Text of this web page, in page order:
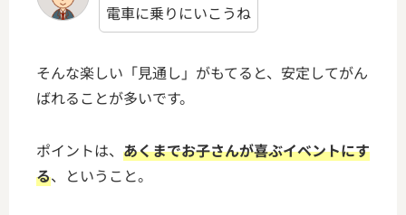
電車に乗りにいこうね
そんな楽しい「見通し」がもてると、安定してがん
ばれることが多いです。
ポイントは、 あくまでお子さんが喜ぶイベントにす
る、ということ。